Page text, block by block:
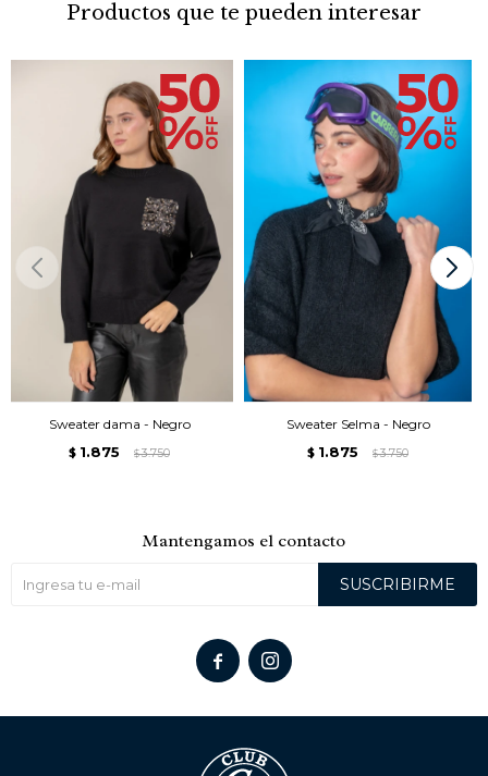
Productos que te pueden interesar
Sweater dama - Negro
$ 1.875 $ 3.750
Sweater Selma - Negro
$ 1.875 $ 3.750
Mantengamos el contacto
SUSCRIBIRME
 